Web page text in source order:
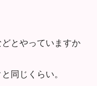
どとやっていますか
同じくらい。